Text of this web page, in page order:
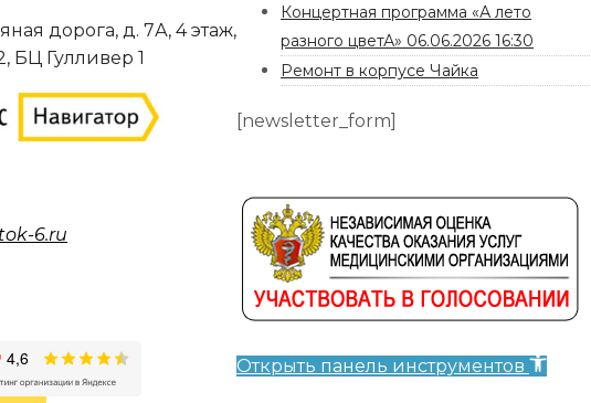
дорога, д. 7А, 4 этаж,
БЦ Гулливер 1
6.ru
Концертная программа «А лето
разного цветА» 06.06.2026 16:30
Ремонт в корпусе Чайка
[newsletter_form]
Открыть панель инструментов